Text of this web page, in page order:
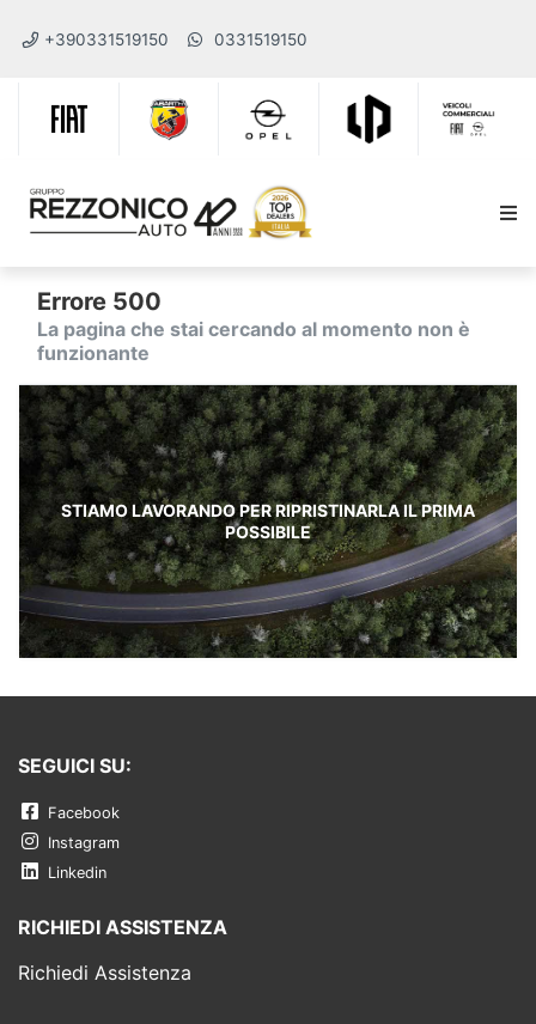
+390331519150 0331519150
Errore 500
La pagina che stai cercando al momento non è
funzionante
STIAMO LAVORANDO PER RIPRISTINARLA IL PRIMA
POSSIBILE
SEGUICI SU:
Facebook
Instagram
Linkedin
RICHIEDI ASSISTENZA
Richiedi Assistenza